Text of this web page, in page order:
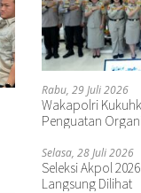
Rabu, 29 Juli 2026
Wakapolri
Penguatan
Selasa, 28 Juli 2026
Seleksi Akpol
Langsung Dilihat